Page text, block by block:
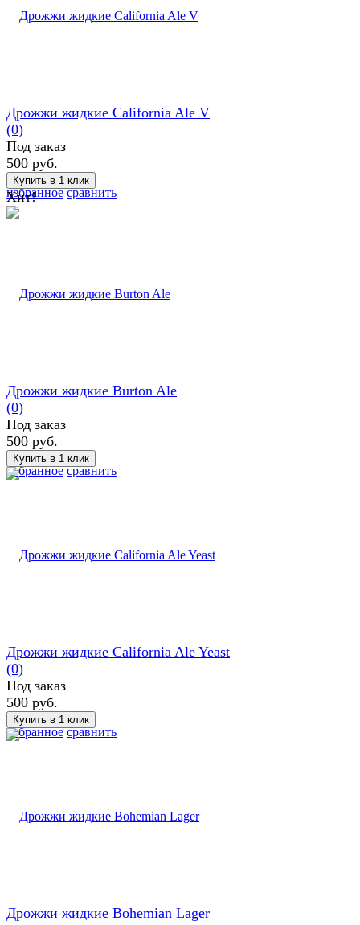
избранное сравнить
Дрожжи жидкие California Ale V
(0)
Под заказ
500 руб.
Хит!
избранное сравнить
Дрожжи жидкие Burton Ale
(0)
Под заказ
500 руб.
избранное сравнить
Дрожжи жидкие California Ale Yeast
(0)
Под заказ
500 руб.
Дрожжи жидкие Bohemian Lager